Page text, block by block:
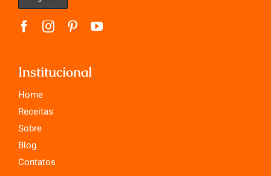
Institucional
Home
Receitas
Sobre
Blog
Contatos